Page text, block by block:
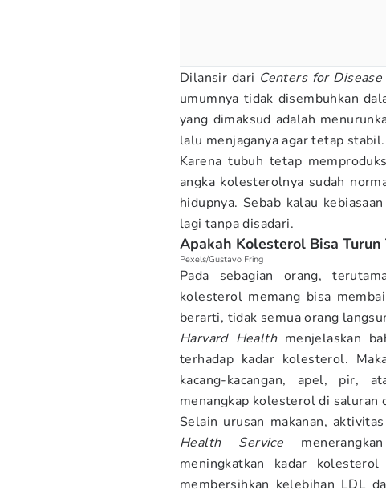
Dilansir dari Centers for
umumnya tidak disembuhkan
yang dimaksud adalah
lalu menjaganya agar tetap stabil.
Karena tubuh tetap
angka kolesterolnya sudah
hidupnya. Sebab kalau
lagi tanpa disadari.
Apakah Kolesterol Bisa Turun
Pexels/Gustavo Fring
Pada sebagian orang,
kolesterol memang bisa
berarti, tidak semua orang
Harvard Healthmenjelaskan
terhadap kadar kolesterol.
kacang-kacangan, apel, pir,
menangkap kolesterol di saluran
Selain urusan makanan,
Health Service
meningkatkan kadar
membersihkan kelebihan LDL